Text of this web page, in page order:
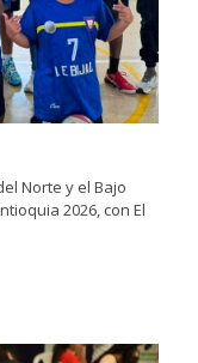
Norte y el Bajo
2026, con El